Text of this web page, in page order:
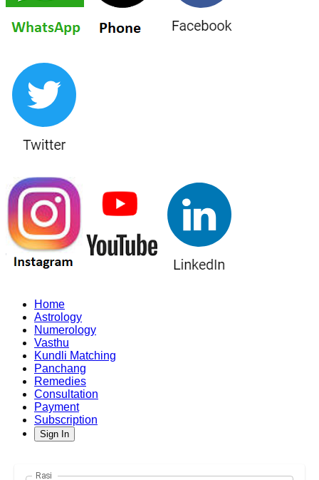
Home
Astrology
Numerology
Vasthu
Kundli Matching
Panchang
Remedies
Consultation
Payment
Subscription
Sign In
Rasi